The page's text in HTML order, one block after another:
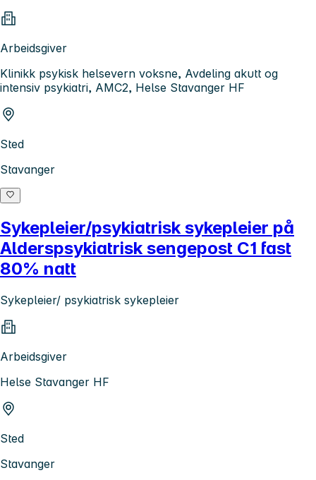
Arbeidsgiver
Klinikk psykisk helsevern voksne, Avdeling akutt og
intensiv psykiatri, AMC2, Helse Stavanger HF
Sted
Stavanger
Sykepleier/psykiatrisk sykepleier på
Alderspsykiatrisk sengepost C1 fast
80% natt
Sykepleier/ psykiatrisk sykepleier
Arbeidsgiver
Helse Stavanger HF
Sted
Stavanger